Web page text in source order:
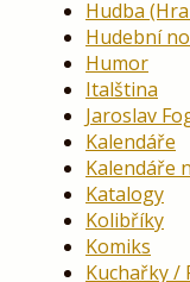
Hudba
Hudební
Humor
Italština
Jaroslav
Kalendáře
Kalendáře
Katalogy
Kolibříky
Komiks
Kuchařky /